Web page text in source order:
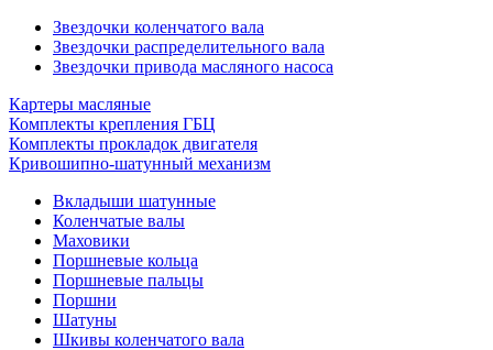
Звездочки коленчатого вала
Звездочки распределительного вала
Звездочки привода масляного насоса
Картеры масляные
Комплекты крепления ГБЦ
Комплекты прокладок двигателя
Кривошипно-шатунный механизм
Вкладыши шатунные
Коленчатые валы
Маховики
Поршневые кольца
Поршневые пальцы
Поршни
Шатуны
Шкивы коленчатого вала